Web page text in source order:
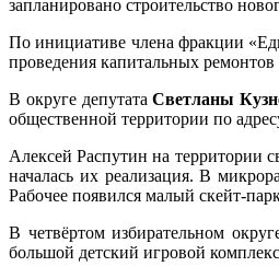
запланировано строительство
По инициативе члена фракции
проведения капитальных
В округе депутата Светланы
общественной территории по
Алексей Распутин на территории
началась их реализация. В
Рабочее появился малый скейт-
В четвёртом избирательном
большой детский игровой